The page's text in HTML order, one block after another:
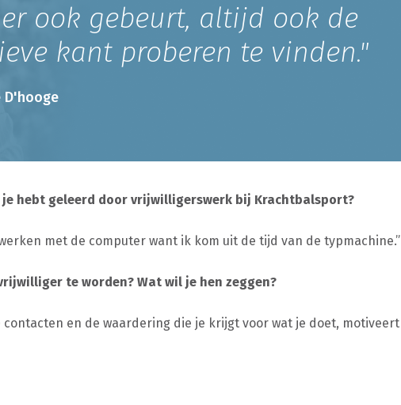
ook gebeurt, altijd ook de
kant proberen te vinden."
D'hooge
hebt geleerd door vrijwilligerswerk bij Krachtbalsport?
met de computer want ik kom uit de tijd van de typmachine.”
te worden? Wat wil je hen zeggen?
contacten en de waardering die je krijgt voor wat je doet, motiveert